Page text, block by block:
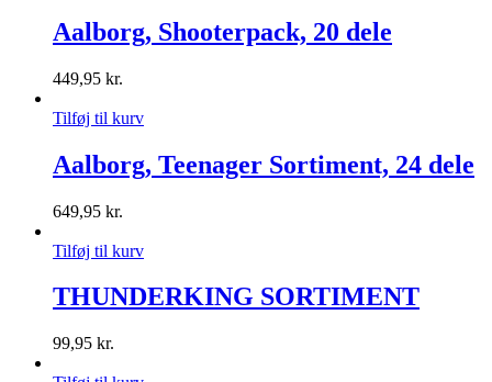
Aalborg, Shooterpack, 20 dele
449,95 kr.
Tilføj til kurv
Aalborg, Teenager Sortiment, 24 dele
649,95 kr.
Tilføj til kurv
THUNDERKING SORTIMENT
99,95 kr.